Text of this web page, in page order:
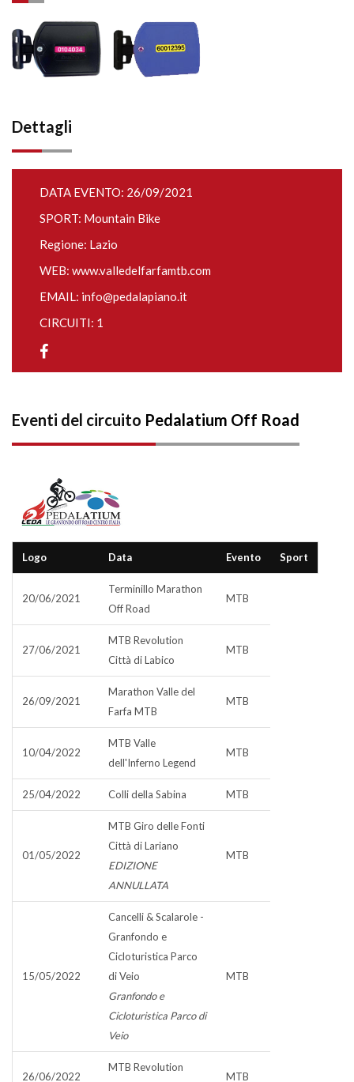
Dettagli
DATA EVENTO: 26/09/2021
SPORT: Mountain Bike
Regione: Lazio
WEB: www.valledelfarfamtb.com
EMAIL: info@pedalapiano.it
CIRCUITI: 1
Eventi del circuito Pedalatium Off Road
Logo Data Evento Sport
20/06/2021
Terminillo Marathon
Off Road
MTB
27/06/2021
MTB Revolution
Città di Labico
MTB
26/09/2021
Marathon Valle del
Farfa MTB
MTB
10/04/2022
MTB Valle
dell'Inferno Legend
MTB
25/04/2022 Colli della Sabina MTB
01/05/2022
MTB Giro delle Fonti
Città di Lariano
EDIZIONE
ANNULLATA
MTB
15/05/2022
Cancelli & Scalarole -
Granfondo e
Cicloturistica Parco
di Veio
Granfondo e
Cicloturistica Parco di
Veio
MTB
26/06/2022
MTB Revolution
MTB